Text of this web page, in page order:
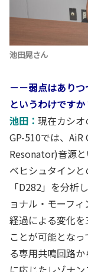
池田晃さん
－－弱点はあり
というわけですか
池田： 現在カシ
GP-510では、
Resonator)音源
ベヒシュタイン
「D282」を分析
ョナル・モーフ
経過による変化
ことが可能とな
る専用共鳴回路